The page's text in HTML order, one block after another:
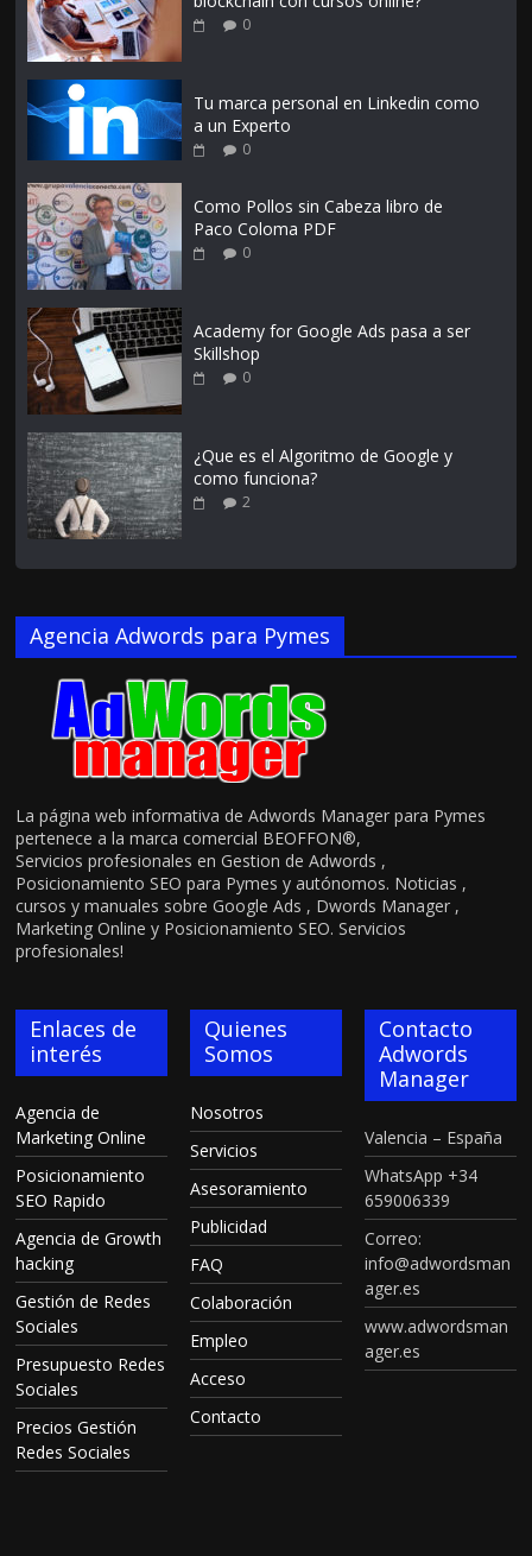
0
Tu marca personal en Linkedin como
a un Experto
0
Como Pollos sin Cabeza libro de
Paco Coloma PDF
0
Academy for Google Ads pasa a ser
Skillshop
0
¿Que es el Algoritmo de Google y
como funciona?
2
Agencia Adwords para Pymes
La página web informativa de Adwords Manager para Pymes
pertenece a la marca comercial BEOFFON®,
Servicios profesionales en Gestion de Adwords ,
Posicionamiento SEO para Pymes y autónomos. Noticias ,
cursos y manuales sobre Google Ads , Dwords Manager ,
Marketing Online y Posicionamiento SEO. Servicios
profesionales!
Enlaces de
interés
Agencia de
Marketing Online
Posicionamiento
SEO Rapido
Agencia de Growth
hacking
Gestión de Redes
Sociales
Presupuesto Redes
Sociales
Precios Gestión
Redes Sociales
Quienes
Somos
Nosotros
Servicios
Asesoramiento
Publicidad
FAQ
Colaboración
Empleo
Acceso
Contacto
Contacto
Adwords
Manager
Valencia – España
WhatsApp +34
659006339
Correo:
info@adwordsman
ager.es
www.adwordsman
ager.es